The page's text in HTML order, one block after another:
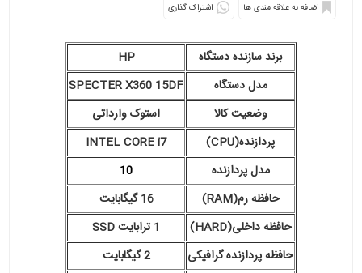
اشتراک گذاری
برند سازنده دستگاه
HP
مدل دستگاه
SPECTER X360 15DF
وضعیت کالا
استوک وارداتی
پردازنده(CPU)
INTEL CORE i7
مدل پردازنده
10
حافظه رم(RAM)
16 گیگابایت
حافظه داخلی(HARD)
1 ترابایت SSD
حافظه پردازنده گرافیکی
2 گیگابایت